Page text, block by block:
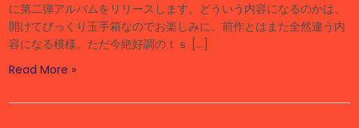
に第二弾アルバムをリリースします。どういう内容になるのかは、
開けてびっくり玉手箱なのでお楽しみに。前作とはまた全然違う内
容になる模様。ただ今絶好調のｔｓ […]
Read More »